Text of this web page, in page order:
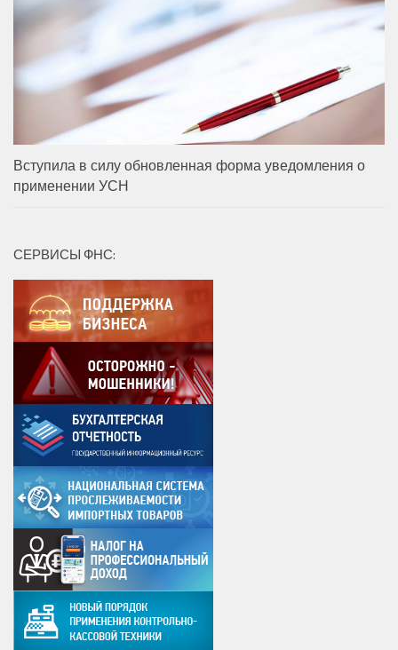
Вступила в силу обновленная форма уведомления о
применении УСН
СЕРВИСЫ ФНС: